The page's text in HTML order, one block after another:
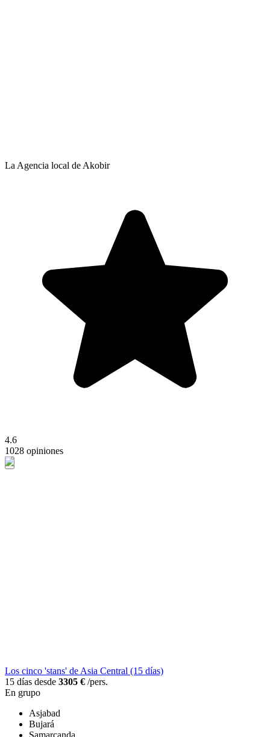
La Agencia local de Akobir
4.6
1028 opiniones
Los cinco 'stans' de Asia Central (15 días)
15 días desde 3305 € /pers.
En grupo
Asjabad
Bujará
Samarcanda